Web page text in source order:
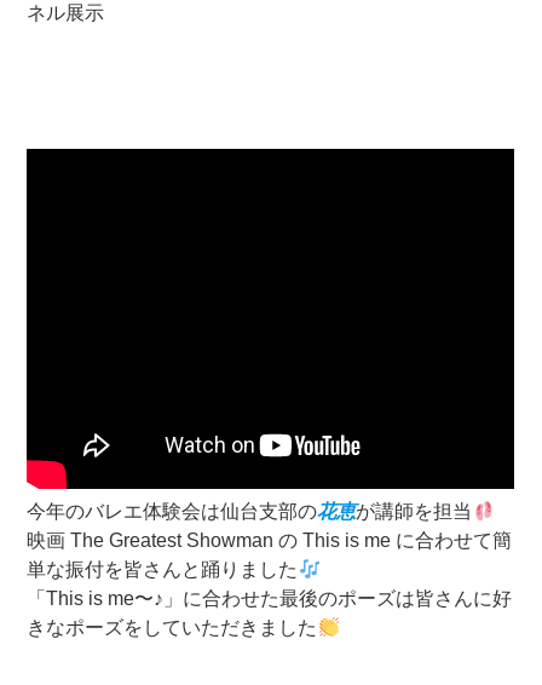
ネル展示
今年のバレエ体験会は仙台支部の花恵が講師を担当
映画 The Greatest Showman の This is me に合わせて簡
単な振付を皆さんと踊りました
「This is me〜♪」に合わせた最後のポーズは皆さんに好
きなポーズをしていただきました